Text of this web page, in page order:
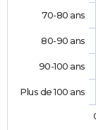
70-80 ans
80-90 ans
90-100 ans
Plus de 100 ans